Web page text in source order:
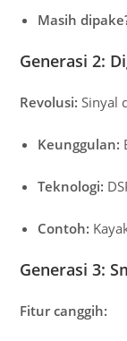
Masih
Generasi 2:
Revolusi: Sinyal
Keunggulan:
Teknologi:
Contoh:
Generasi 3:
Fitur canggih: